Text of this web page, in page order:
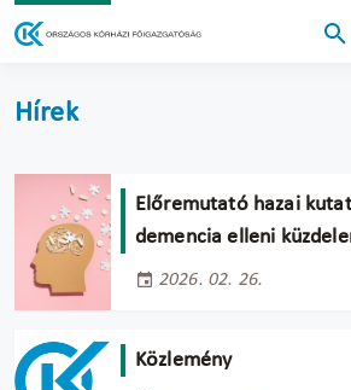
Hírek
Előremutató hazai
demencia elleni
2026. 02. 26.
Közlemény